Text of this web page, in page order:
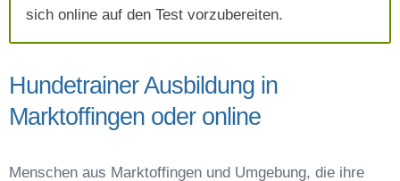
sich online auf den Test vorzubereiten.
Hundetrainer Ausbildung in
Marktoffingen oder online
Menschen aus Marktoffingen und Umgebung, die ihre